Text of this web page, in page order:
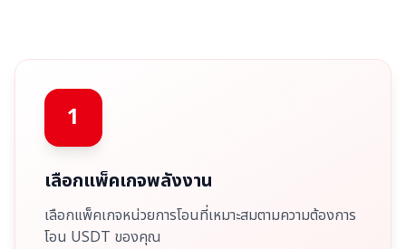
1
เลือกแพ็คเกจพลังงาน
เลือกแพ็คเกจหน่วยการโอนที่เหมาะสมตามความต้องการ
โอน USDT ของคุณ